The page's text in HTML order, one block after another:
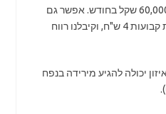
מגבות – זהו 100,000 ש"ח, פחות עלויות קבועות 40,000 ש"ח וקיבלנו רווח נקי של 60,000 שקל בחודש. אפשר גם
לחשב פר מגבת – מגבת עולה 20 שקל, פחות עלויות משתנות 10 ש"ח, פחות עלויות קבועות 4 ש"ח, וקיבלנו רווח
אנו נרוויח בדיוק 0 שקלים. נקודת האיזון יכולה להגיע מירידה בנפח